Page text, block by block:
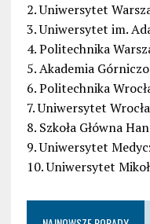
2. Uniwersytet
3. Uniwersytet im.
4. Politechnika
5. Akademia
6. Politechnika
7. Uniwersytet
8. Szkoła Główna
9. Uniwersytet
10. Uniwersytet